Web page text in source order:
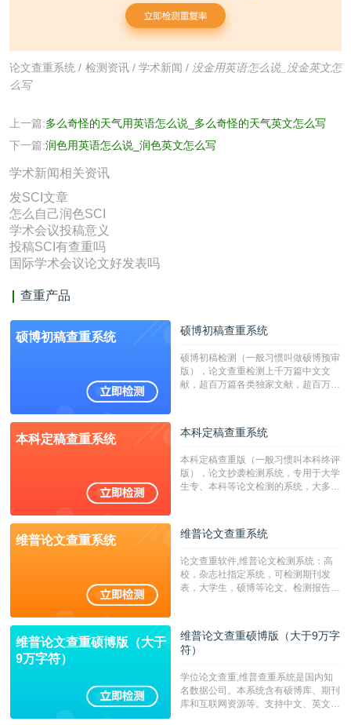
论文查重系统 / 检测资讯/ 学术新闻 / 没金用英语怎么说_没金英文怎
么写
上一篇:多么奇怪的天气用英语怎么说_多么奇怪的天气英文怎么写
下一篇:润色用英语怎么说_润色英文怎么写
学术新闻相关资讯
发SCI文章
怎么自己润色SCI
学术会议投稿意义
投稿SCI有查重吗
国际学术会议论文好发表吗
查重产品
硕博初稿查重系统 硕博初稿查重系统
硕博初稿检测（一般习惯叫做硕博预审
版），论文查重检测上千万篇中文文
献，超百万篇各类独家文献，超百万港
校用来检测硕博论文的系统，检测范围
广，数据来源真实，检测算法合理!本
字符数30万）
本科定稿查重系统 本科定稿查重系统
本科定稿查重版（一般习惯叫本科终评
版），论文抄袭检测系统，专用于大学
生专、本科等论文检测的系统，大多数
维普论文查重系统 维普论文查重系统
论文查重软件,维普论文检测系统：高
校，杂志社指定系统，可检测期刊发
表，大学生，硕博等论文。检测报告支
维普论文查重硕博版（大于
9万字符）
维普论文查重硕博版（大于9万字
符）
学位论文查重,维普查重系统是国内知
名数据公司。本系统含有硕博库、期刊
库和互联网资源等。支持中文、英文、